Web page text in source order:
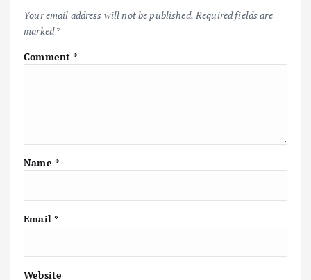
Your email address will not be published. Required fields are
marked*
Comment*
Name *
Email *
Website